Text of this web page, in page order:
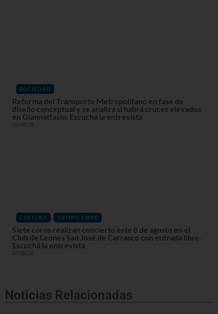
SOCIEDAD
Reforma del Transporte Metropolitano en fase de
diseño conceptual y se analiza si habrá cruces elevados
en Giannattasio. Escuchá la entrevista
05/08/26
CULTURA , TIEMPO LIBRE
Siete coros realizan concierto este 8 de agosto en el
Club de Leones San José de Carrasco con entrada libre.
Escuchá la entrevista
07/08/26
Noticias Relacionadas